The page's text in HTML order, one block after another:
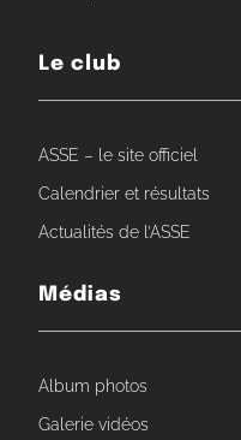
Le club
ASSE – le site officiel
Calendrier et résultats
Actualités de l’ASSE
Médias
Album photos
Galerie vidéos